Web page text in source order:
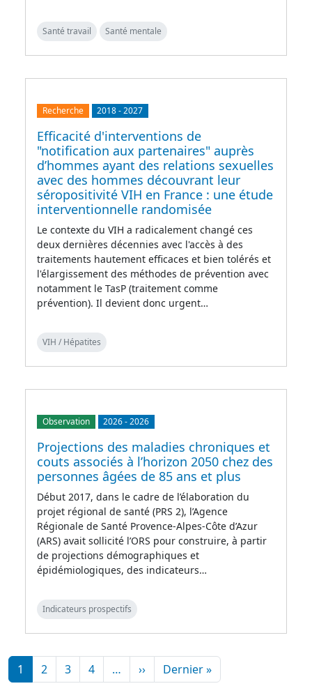
Santé travail Santé mentale
Recherche 2018-2027
Efficacité d'interventions de
"notification aux partenaires" auprès
d’hommes ayant des relations sexuelles
avec des hommes découvrant leur
séropositivité VIH en France : une étude
interventionnelle randomisée
Le contexte du VIH a radicalement changé ces
deux dernières décennies avec l'accès à des
traitements hautement efficaces et bien tolérés et
l'élargissement des méthodes de prévention avec
notamment le TasP (traitement comme
prévention). Il devient donc urgent…
VIH / Hépatites
Observation 2026-2026
Projections des maladies chroniques et
couts associés à l’horizon 2050 chez des
personnes âgées de 85 ans et plus
Début 2017, dans le cadre de l’élaboration du
projet régional de santé (PRS 2), l’Agence
Régionale de Santé Provence-Alpes-Côte d’Azur
(ARS) avait sollicité l’ORS pour construire, à partir
de projections démographiques et
épidémiologiques, des indicateurs…
Indicateurs prospectifs
Pagination
1 2 3 4 … ››Page suivante
Dernier »Dernière page